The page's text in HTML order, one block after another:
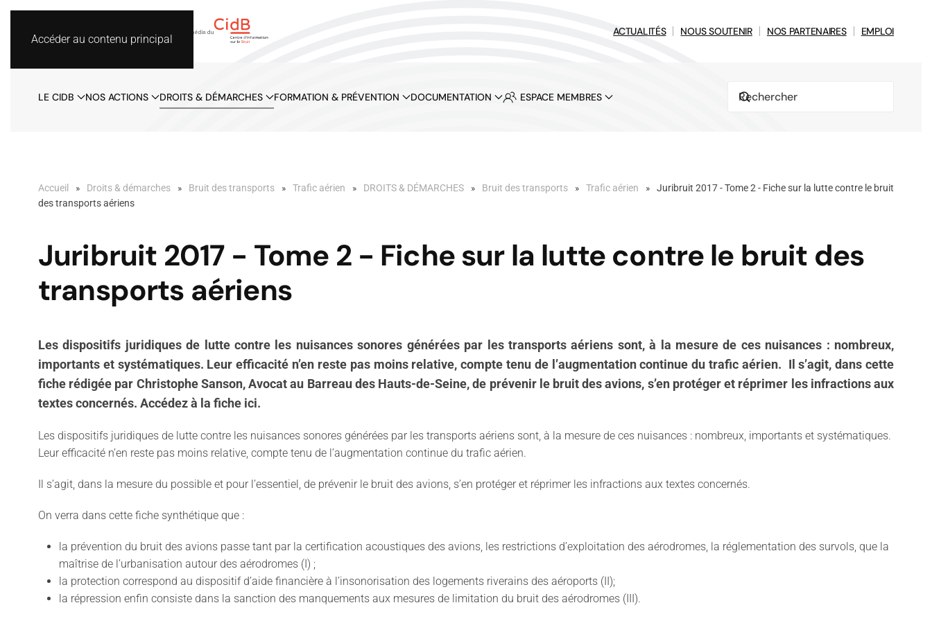
Accéder au contenu principal
ACTUALITÉS NOUS SOUTENIR NOS PARTENAIRES EMPLOI
LE CIDB NOS ACTIONS DROITS & DÉMARCHES FORMATION & PRÉVENTION DOCUMENTATION ESPACE MEMBRES
Accueil Droits & démarches Bruit des transports Trafic aérien DROITS & DÉMARCHES Bruit des transports Trafic aérien
Juribruit 2017 - Tome 2 - Fiche sur la lutte contre le bruit
des transports aériens
Juribruit 2017 - Tome 2 - Fiche sur la lutte contre le bruit des
transports aériens
Les dispositifs juridiques de lutte contre les nuisances sonores générées par les transports aériens sont, à la mesure de ces nuisances : nombreux,
importants et systématiques. Leur efficacité n’en reste pas moins relative, compte tenu de l’augmentation continue du trafic aérien. Il s’agit, dans cette
fiche rédigée par Christophe Sanson, Avocat au Barreau des Hauts-de-Seine, de prévenir le bruit des avions, s’en protéger et réprimer les infractions aux
textes concernés. Accédez à la fiche ici.
Les dispositifs juridiques de lutte contre les nuisances sonores générées par les transports aériens sont, à la mesure de ces nuisances : nombreux, importants et systématiques.
Leur efficacité n’en reste pas moins relative, compte tenu de l’augmentation continue du trafic aérien.
Il s’agit, dans la mesure du possible et pour l’essentiel, de prévenir le bruit des avions, s’en protéger et réprimer les infractions aux textes concernés.
On verra dans cette fiche synthétique que :
la prévention du bruit des avions passe tant par la certification acoustiques des avions, les restrictions d’exploitation des aérodromes, la réglementation des survols, que la
maîtrise de l’urbanisation autour des aérodromes (I) ;
la protection correspond au dispositif d’aide financière à l’insonorisation des logements riverains des aéroports (II);
la répression enfin consiste dans la sanction des manquements aux mesures de limitation du bruit des aérodromes (III).